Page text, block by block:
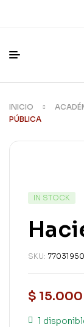
INICIO
PÚBLICA
IN STOCK
SKU:
$ 15.000
1